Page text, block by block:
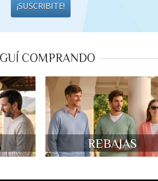
¡SUSCRIBITE!
COMPRANDO
REBAJAS